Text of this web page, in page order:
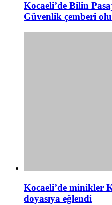
Kocaeli’de Bilin
Güvenlik çemberi
Kocaeli’de minikler
doyasıya eğlendi